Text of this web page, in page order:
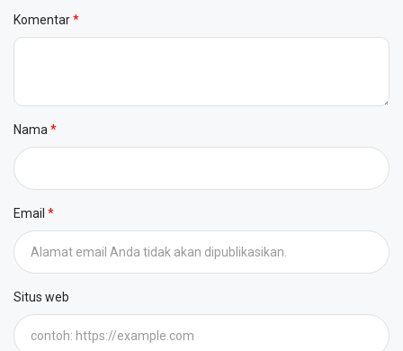
Komentar
Nama
Email
Situs web